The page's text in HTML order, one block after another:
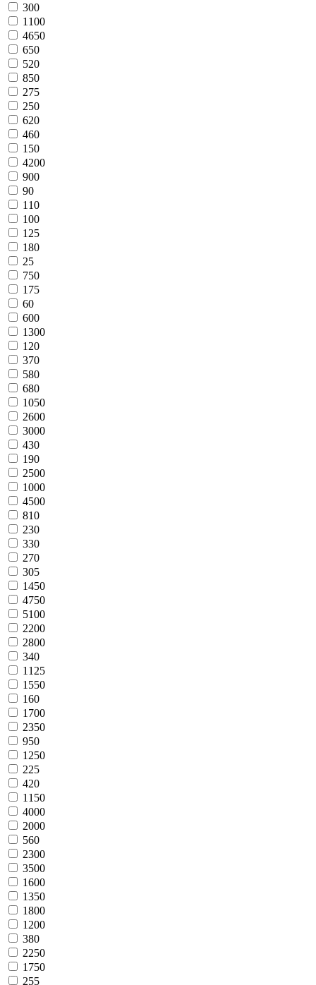
300
1100
4650
650
520
850
275
250
620
460
150
4200
900
90
110
100
125
180
25
750
175
60
600
1300
120
370
580
680
1050
2600
3000
430
190
2500
1000
4500
810
230
330
270
305
1450
4750
5100
2200
2800
340
1125
1550
160
1700
2350
950
1250
225
420
1150
4000
2000
560
2300
3500
1600
1350
1800
1200
380
2250
1750
255